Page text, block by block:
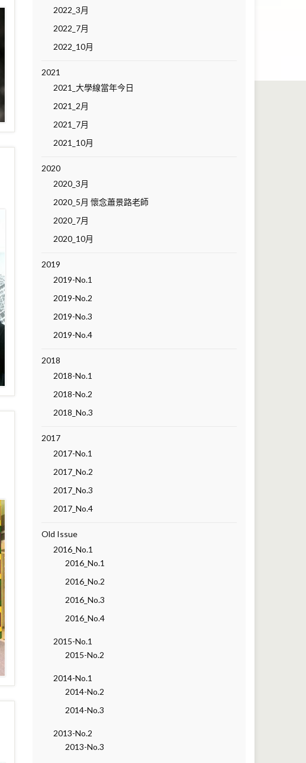
2022_3月
2022_7月
2022_10月
2021
2021_大學線當年今日
2021_2月
2021_7月
2021_10月
2020
2020_3月
2020_5月 懷念蕭景路老師
2020_7月
2020_10月
2019
2019-No.1
2019-No.2
2019-No.3
2019-No.4
2018
2018-No.1
2018-No.2
2018_No.3
2017
2017-No.1
2017_No.2
2017_No.3
2017_No.4
Old Issue
2016_No.1
2016_No.1
2016_No.2
2016_No.3
2016_No.4
2015-No.1
2015-No.2
2014-No.1
2014-No.2
2014-No.3
2013-No.2
2013-No.3